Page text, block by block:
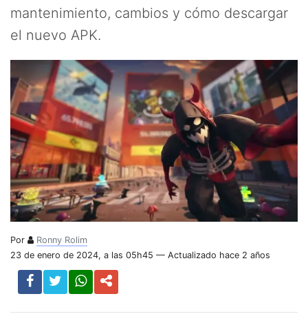
mantenimiento, cambios y cómo descargar
el nuevo APK.
Por
Ronny Rolim
23 de enero de 2024, a las 05h45 — Actualizado hace 2 años